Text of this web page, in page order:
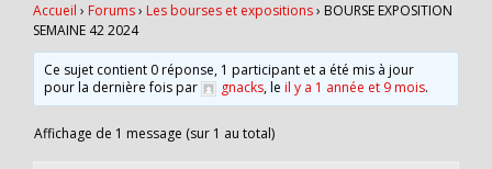
Accueil › Forums› Les bourses et expositions› BOURSE EXPOSITION
SEMAINE 42 2024
Ce sujet contient 0 réponse, 1 participant et a été mis à jour
pour la dernière fois par
gnacks, leil y a 1 année et 9 mois.
Affichage de 1 message (sur 1 au total)